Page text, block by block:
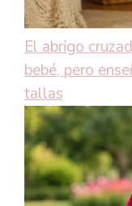
El abrigo
bebé, pero
tallas